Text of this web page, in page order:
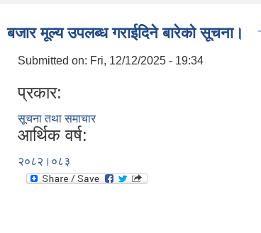
बजार मूल्य उपलब्ध गराईदिने बारेको सूचना।
Submitted on: Fri, 12/12/2025 - 19:34
प्रकार:
सूचना तथा समाचार
आर्थिक वर्ष:
२०८२।०८३